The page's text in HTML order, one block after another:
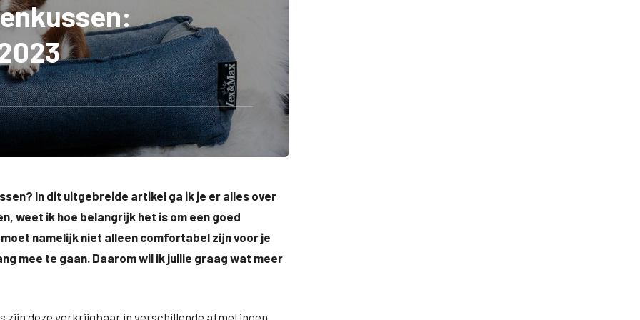
In dit uitgebreide artikel ga ik je er alles over
weet ik hoe belangrijk het is om een goed
namelijk niet alleen comfortabel zijn voor je
mee te gaan. Daarom wil ik jullie graag wat meer
zijn deze verkrijgbaar in verschillende afmetingen,